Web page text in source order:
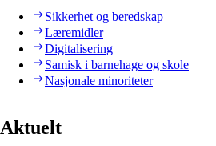
Sikkerhet og beredskap
Læremidler
Digitalisering
Samisk i barnehage og skole
Nasjonale minoriteter
Aktuelt